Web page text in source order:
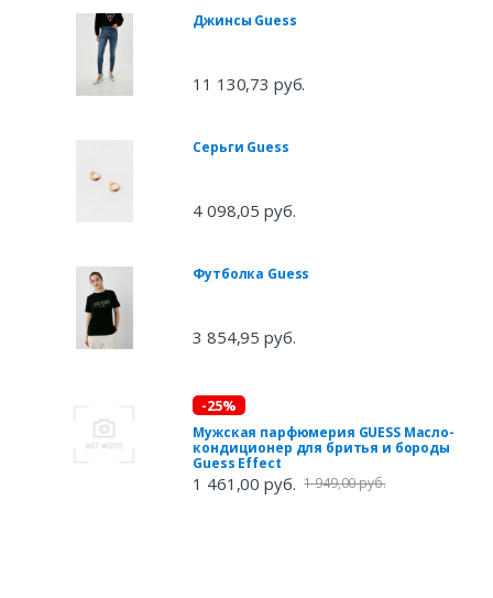
Джинсы Guess
11 130,73 руб.
Серьги Guess
4 098,05 руб.
Футболка Guess
3 854,95 руб.
-25%
Мужская парфюмерия GUESS Масло-
кондиционер для бритья и бороды
Guess Effect
1 461,00 руб. 1 949,00 руб.